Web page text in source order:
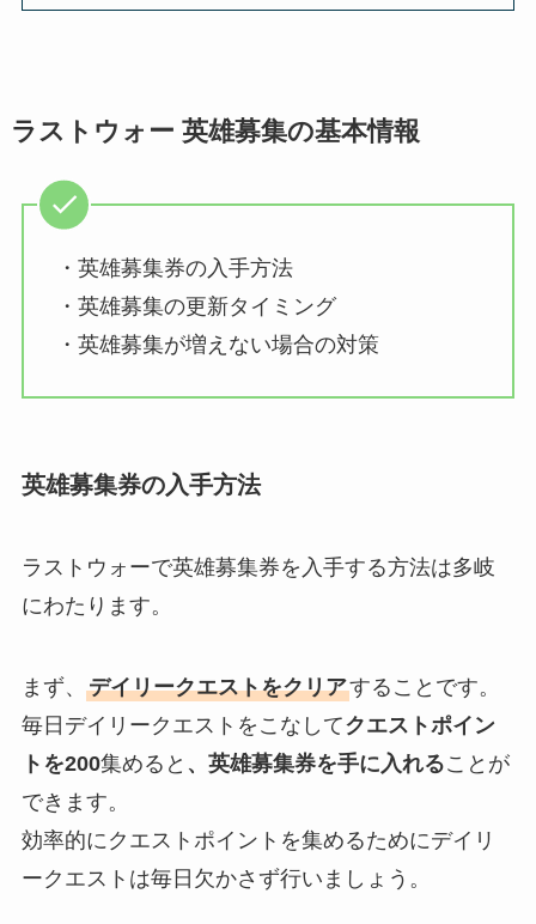
ラストウォー 英雄募集の基本情報
・英雄募集券の入手方法
・英雄募集の更新タイミング
・英雄募集が増えない場合の対策
英雄募集券の入手方法
ラストウォーで英雄募集券を入手する方法は多岐
にわたります。
まず、 デイリークエストをクリアすることです。
毎日デイリークエストをこなしてクエストポイン
トを200集めると 、英雄募集券を手に入れることが
できます。
効率的にクエストポイントを集めるためにデイリ
ークエストは毎日欠かさず行いましょう。